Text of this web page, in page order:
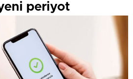
periyot